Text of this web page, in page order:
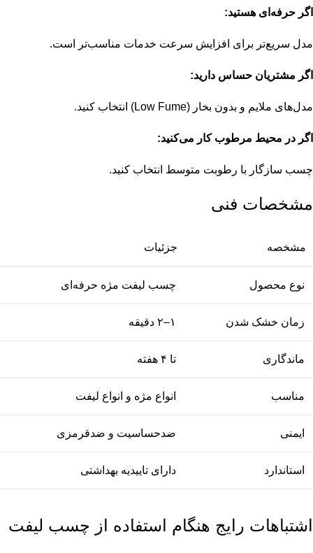
اگر حرفه‌ای هستید:
مدل سریع‌تر برای افزایش سرعت خدمات مناسب‌تر است.
اگر مشتریان حساس دارید:
مدل‌های ملایم و بدون بخار (Low Fume) انتخاب کنید.
اگر در محیط مرطوب کار می‌کنید:
چسب سازگار با رطوبت متوسط انتخاب کنید.
مشخصات فنی
مشخصه جزئیات
نوع محصول چسب لیفت مژه حرفه‌ای
زمان خشک شدن ۱–۲ دقیقه
ماندگاری تا ۴ هفته
مناسب انواع مژه و انواع لیفت
ایمنی ضدحساسیت و ضدقرمزی
استاندارد دارای تاییدیه بهداشتی
اشتباهات رایج هنگام استفاده از چسب لیفت